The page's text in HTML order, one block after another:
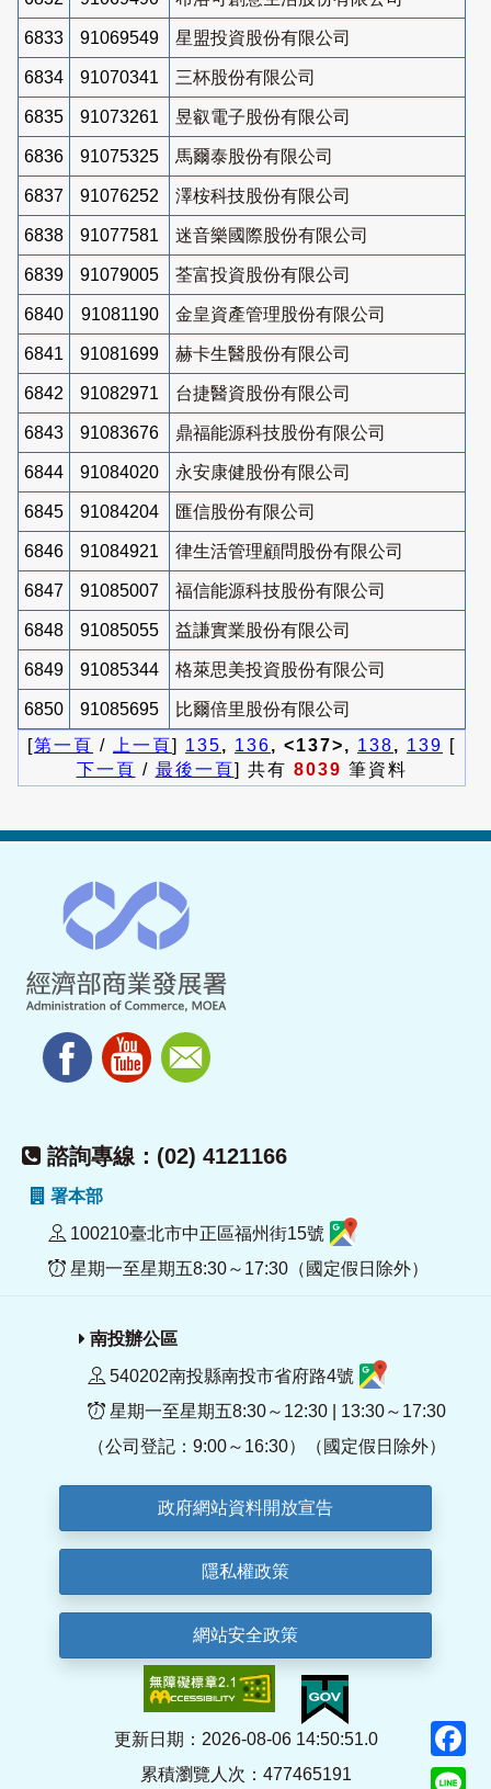
6833 91069549 星盟投資股份有限公司
6834 91070341 三杯股份有限公司
6835 91073261 昱叡電子股份有限公司
6836 91075325 馬爾泰股份有限公司
6837 91076252 澤桉科技股份有限公司
6838 91077581 迷音樂國際股份有限公司
6839 91079005 荃富投資股份有限公司
6840 91081190 金皇資產管理股份有限公司
6841 91081699 赫卡生醫股份有限公司
6842 91082971 台捷醫資股份有限公司
6843 91083676 鼎福能源科技股份有限公司
6844 91084020 永安康健股份有限公司
6845 91084204 匯信股份有限公司
6846 91084921 律生活管理顧問股份有限公司
6847 91085007 福信能源科技股份有限公司
6848 91085055 益謙實業股份有限公司
6849 91085344 格萊思美投資股份有限公司
6850 91085695
比爾倍里股份有限公司
[第一頁 / 上一頁] 135, 136, <137>, 138, 139 [
下一頁 / 最後一頁] 共有 8039 筆資料
諮詢專線：(02) 4121166
署本部
100210臺北市中正區福州街15號
星期一至星期五8:30～17:30（國定假日除外）
南投辦公區
540202南投縣南投市省府路4號
星期一至星期五8:30～12:30 | 13:30～17:30
（公司登記：9:00～16:30）（國定假日除外）
政府網站資料開放宣告
隱私權政策
網站安全政策
更新日期：2026-08-06 14:50:51.0
累積瀏覽人次：477465191